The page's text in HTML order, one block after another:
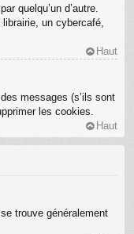
quelqu’un d’autre.
un cybercafé,
Haut
messages (s’ils sont
les cookies.
Haut
trouve généralement